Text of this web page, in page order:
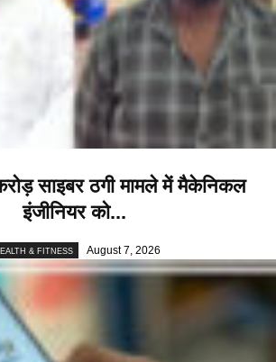
साइबर ठगी मामले में मैकेनिकल
इंजीनियर को...
& FITNESS August 7, 2026